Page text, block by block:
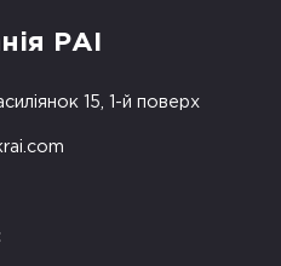
РАІ
15, 1-й поверх